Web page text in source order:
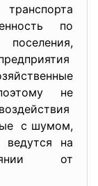
по
поэтому не
с шумом,
на
от